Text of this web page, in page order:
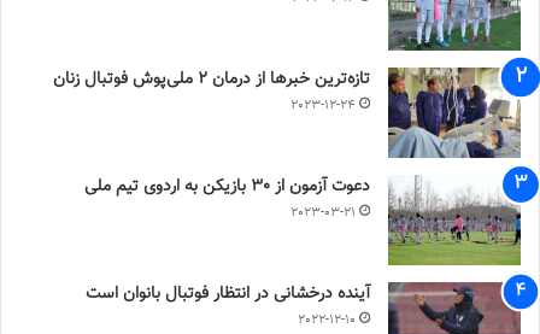
تازه‌ترین خبرها از درمان ۲ ملی‌پوش فوتبال زنان
2023-12-24
دعوت آزمون از 30 بازیکن به اردوی تیم ملی
2023-03-21
آینده درخشانی در انتظار فوتبال بانوان است
2022-12-10